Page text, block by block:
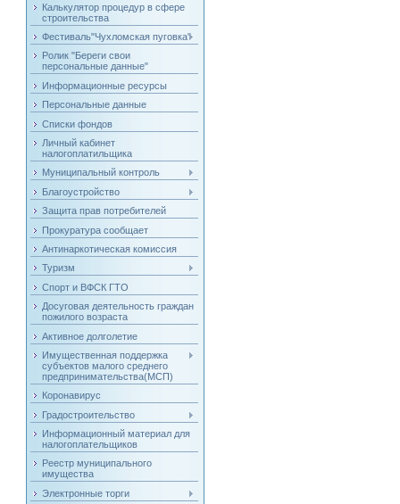
Калькулятор процедур в сфере
строительства
Фестиваль"Чухломская пуговка"
Ролик "Береги свои
персональные данные"
Информационные ресурсы
Персональные данные
Списки фондов
Личный кабинет
налогоплатильщика
Муниципальный контроль
Благоустройство
Защита прав потребителей
Прокуратура сообщает
Антинаркотическая комиссия
Туризм
Спорт и ВФСК ГТО
Досуговая деятельность граждан
пожилого возраста
Активное долголетие
Имущественная поддержка
субъектов малого среднего
предпринимательства(МСП)
Коронавирус
Градостроительство
Информационный материал для
налогоплательщиков
Реестр муниципального
имущества
Электронные торги